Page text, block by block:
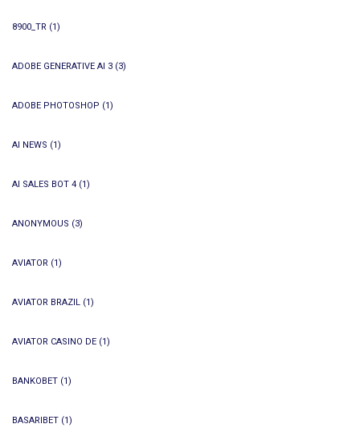
8900_TR (1)
ADOBE GENERATIVE AI 3 (3)
ADOBE PHOTOSHOP (1)
AI NEWS (1)
AI SALES BOT 4 (1)
ANONYMOUS (3)
AVIATOR (1)
AVIATOR BRAZIL (1)
AVIATOR CASINO DE (1)
BANKOBET (1)
BASARIBET (1)